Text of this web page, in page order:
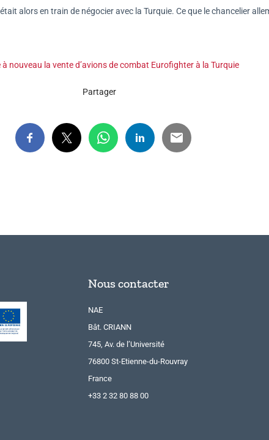
alors en train de négocier avec la Turquie. Ce que le chancelier
à nouveau la vente d’avions de combat Eurofighter à la Turquie
Partager
Nous contacter
NAE
Bât. CRIANN
745, Av. de l’Université
76800 St-Etienne-du-Rouvray
France
+33 2 32 80 88 00